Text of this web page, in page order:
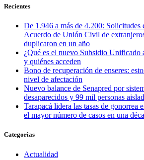
Recientes
De 1.946 a más de 4.200: Solicitudes
Acuerdo de Unión Civil de
duplicaron en un año
¿Qué es el nuevo Subsidio Unificado
y quiénes acceden
Bono de recuperación de enseres:
nivel de afectación
Nuevo balance de Senapred por
desaparecidos y 99 mil personas
Tarapacá lidera las tasas de gonorrea
el mayor número de casos en una
Categorias
Actualidad